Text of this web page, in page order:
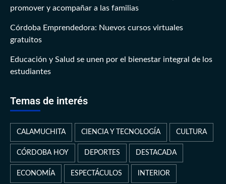
promover y acompañar a las familias
Córdoba Emprendedora: Nuevos cursos virtuales
gratuitos
Educación y Salud se unen por el bienestar integral de los
estudiantes
Temas de interés
CALAMUCHITA CIENCIA Y TECNOLOGÍA CULTURA
CÓRDOBA HOY DEPORTES DESTACADA
ECONOMÍA ESPECTÁCULOS INTERIOR